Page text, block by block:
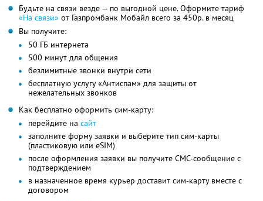
Будьте на связи везде — по выгодной цене. Оформите тариф
«На связи» от Газпромбанк Мобайл всего за 450р. в месяц
Вы получите:
50 ГБ интернета
500 минут для общения
безлимитные звонки внутри сети
бесплатную услугу «Антиспам» для защиты от
нежелательных звонков
Как бесплатно оформить сим-карту:
перейдите на сайт
заполните форму заявки и выберите тип сим-карты
(пластиковую или eSIM)
после оформления заявки вы получите СМС-сообщение с
подтверждением
в назначенное время курьер доставит сим-карту вместе с
договором